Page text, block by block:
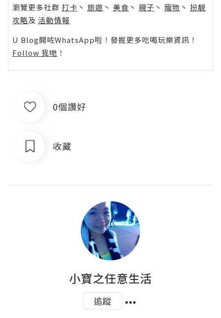
瀏覽更多社群 打卡 丶 旅遊 丶 美食 丶 親子 丶 寵物 丶 扮靚
攻略及 活動情報
U Blog開咗WhatsApp啦！發掘更多吃喝玩樂資訊！
Follow 我哋 ！
0個讚好
收藏
小寶之任意生活
追蹤